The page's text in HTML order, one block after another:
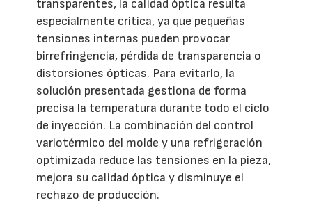
transparentes, la calidad óptica resulta
especialmente crítica, ya que pequeñas
tensiones internas pueden provocar
birrefringencia, pérdida de transparencia o
distorsiones ópticas. Para evitarlo, la
solución presentada gestiona de forma
precisa la temperatura durante todo el ciclo
de inyección. La combinación del control
variotérmico del molde y una refrigeración
optimizada reduce las tensiones en la pieza,
mejora su calidad óptica y disminuye el
rechazo de producción.